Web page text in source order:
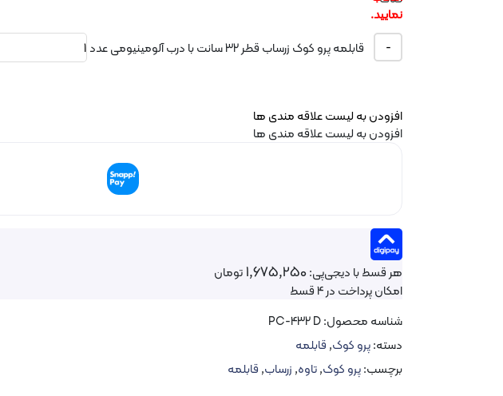
- قابلمه پرو کوک زرساب قطر 32 سانت با درب آلومینیومی عدد
افزودن به لیست علاقه مندی ها
افزودن به لیست علاقه مندی ها
هر قسط با دیجی‌پی:1,675,250تومان
امکان پرداخت در 4 قسط
شناسه محصول:PC-432 D
دسته:پرو کوک,قابلمه
برچسب:پرو کوک,تاوه,زرساب,قابلمه